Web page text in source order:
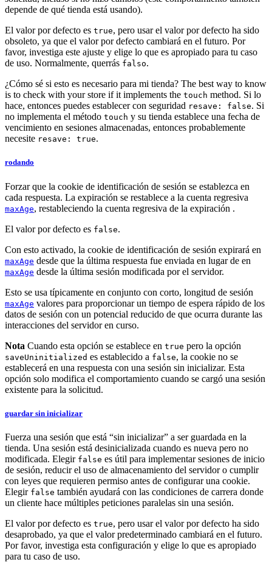
depende de qué tienda está usando).
El valor por defecto es true, pero usar el valor por defecto ha sido
obsoleto, ya que el valor por defecto cambiará en el futuro. Por
favor, investiga este ajuste y elige lo que es apropiado para tu caso
de uso. Normalmente, querrás falso.
¿Cómo sé si esto es necesario para mi tienda? The best way to know
is to check with your store if it implements the touch method. Si lo
hace, entonces puedes establecer con seguridad resave: false. Si
no implementa el método touch y su tienda establece una fecha de
vencimiento en sesiones almacenadas, entonces probablemente
necesite resave: true.
rodando
Forzar que la cookie de identificación de sesión se establezca en
cada respuesta. La expiración se restablece a la cuenta regresiva
maxAge, restableciendo la cuenta regresiva de la expiración .
El valor por defecto es false.
Con esto activado, la cookie de identificación de sesión expirará en
maxAge desde que la última respuesta fue enviada en lugar de en
maxAge desde la última sesión modificada por el servidor.
Esto se usa típicamente en conjunto con corto, longitud de sesión
maxAge valores para proporcionar un tiempo de espera rápido de los
datos de sesión con un potencial reducido de que ocurra durante las
interacciones del servidor en curso.
Nota Cuando esta opción se establece en true pero la opción
saveUninitialized es establecido a false, la cookie no se
establecerá en una respuesta con una sesión sin inicializar. Esta
opción solo modifica el comportamiento cuando se cargó una sesión
existente para la solicitud.
guardar sin inicializar
Fuerza una sesión que está “sin inicializar” a ser guardada en la
tienda. Una sesión está desinicializada cuando es nueva pero no
modificada. Elegir false es útil para implementar sesiones de inicio
de sesión, reducir el uso de almacenamiento del servidor o cumplir
con leyes que requieren permiso antes de configurar una cookie.
Elegir false también ayudará con las condiciones de carrera donde
un cliente hace múltiples peticiones paralelas sin una sesión.
El valor por defecto es true, pero usar el valor por defecto ha sido
desaprobado, ya que el valor predeterminado cambiará en el futuro.
Por favor, investiga esta configuración y elige lo que es apropiado
para tu caso de uso.